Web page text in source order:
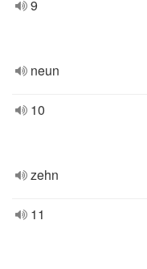
9
neun
10
zehn
11